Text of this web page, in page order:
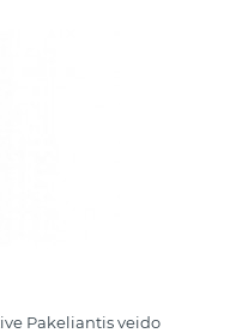
Pakeliantis veido